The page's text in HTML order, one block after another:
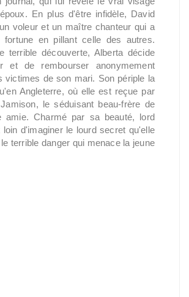
En plus d'être infidèle, David
voleur et un maître chanteur qui a
fortune en pillant celle des autres.
terrible découverte, Alberta décide
et de rembourser anonymement
victimes de son mari. Son périple la
Angleterre, où elle est reçue par
le séduisant beau-frère de
amie. Charmé par sa beauté, lord
d'imaginer le lourd secret qu'elle
terrible danger qui menace la jeune